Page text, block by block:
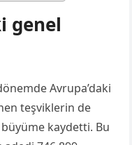
genel
Avrupa’daki
teşviklerin de
kaydetti. Bu